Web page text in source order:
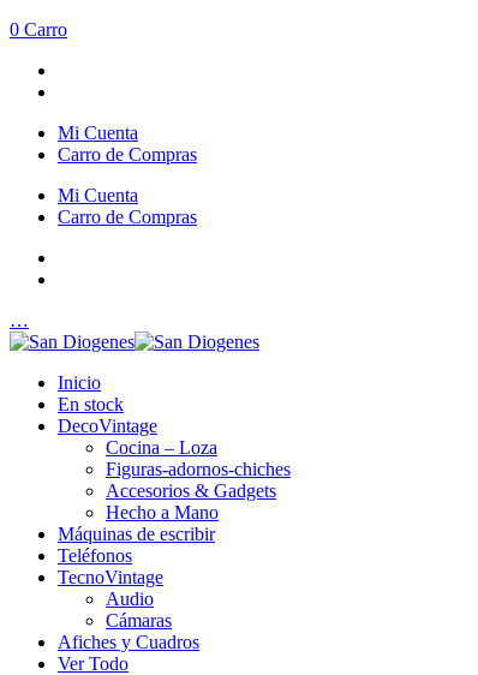
0 Carro
Mi Cuenta
Carro de Compras
Mi Cuenta
Carro de Compras
…
Inicio
En stock
DecoVintage
Cocina – Loza
Figuras-adornos-chiches
Accesorios & Gadgets
Hecho a Mano
Máquinas de escribir
Teléfonos
TecnoVintage
Audio
Cámaras
Afiches y Cuadros
Ver Todo